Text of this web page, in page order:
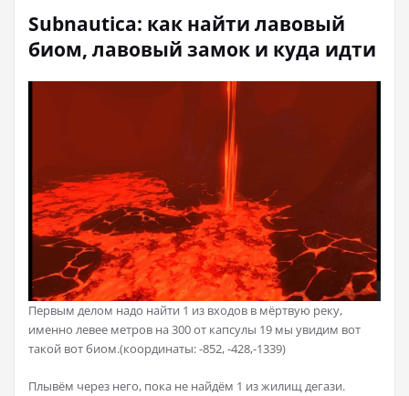
Subnautica: как найти лавовый
биом, лавовый замок и куда идти
Первым делом надо найти 1 из входов в мёртвую реку,
именно левее метров на 300 от капсулы 19 мы увидим вот
такой вот биом.(координаты: -852, -428,-1339)
Плывём через него, пока не найдём 1 из жилищ дегази.